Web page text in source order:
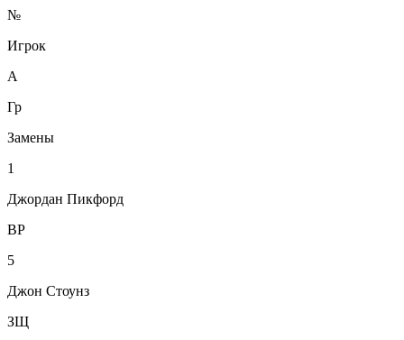
№
Игрок
А
Гр
Замены
1
Джордан Пикфорд
ВР
5
Джон Стоунз
ЗЩ